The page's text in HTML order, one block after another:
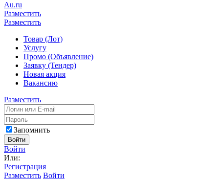
Au.ru
Разместить
Разместить
Товар (Лот)
Услугу
Промо (Объявление)
Заявку (Тендер)
Новая акция
Вакансию
Разместить
Запомнить
Войти
Войти
Или:
Регистрация
Разместить Войти